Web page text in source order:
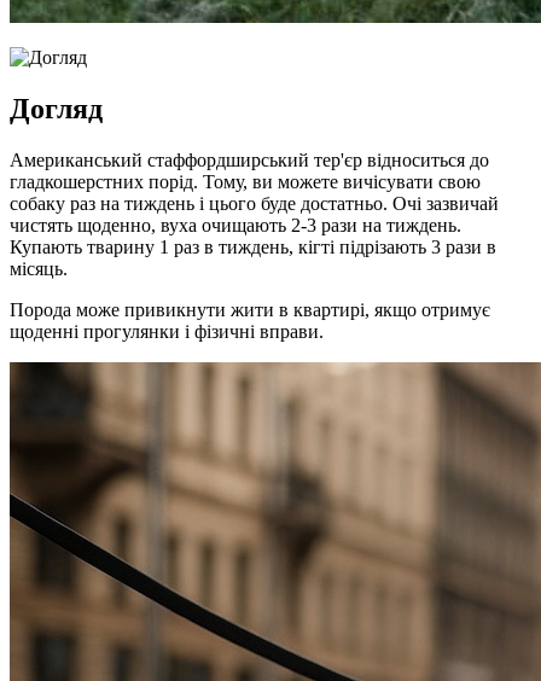
Догляд
Американський стаффордширський тер'єр відноситься до
гладкошерстних порід. Тому, ви можете вичісувати свою
собаку раз на тиждень і цього буде достатньо. Очі зазвичай
чистять щоденно, вуха очищають 2-3 рази на тиждень.
Купають тварину 1 раз в тиждень, кігті підрізають 3 рази в
місяць.
Порода може привикнути жити в квартирі, якщо отримує
щоденні прогулянки і фізичні вправи.